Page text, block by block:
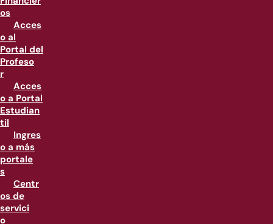
os
Acces
o al
Portal del
Profeso
r
Acces
o a Portal
Estudian
til
Ingres
o a más
portale
s
Centr
os de
servici
o